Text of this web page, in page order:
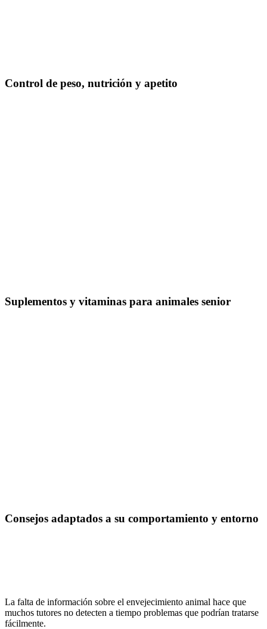
Control de peso, nutrición y apetito
Suplementos y vitaminas para animales senior
Consejos adaptados a su comportamiento y entorno
La falta de información sobre el envejecimiento animal hace que
muchos tutores no detecten a tiempo problemas que podrían tratarse
fácilmente.